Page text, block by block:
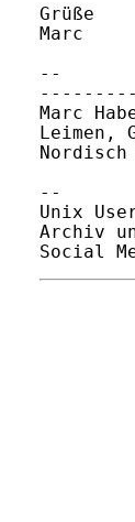
Grüße
Marc
--
Marc
--
Unix
Archiv